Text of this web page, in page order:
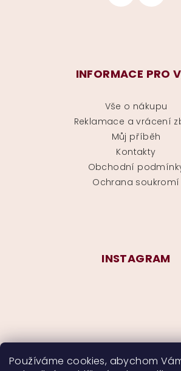
Používáme cookies, abychom
INFORMACE PRO
Vše o nákupu
Reklamace a vrácení
Můj příběh
Kontakty
Obchodní
Ochrana soukromí
INSTAGRAM